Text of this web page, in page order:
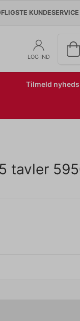
KUNDESERVICE
LOG IND
Tilmeld
tavler